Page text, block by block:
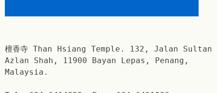
檀香寺 Than Hsiang Temple. 132, Jalan Sultan
Azlan Shah, 11900 Bayan Lepas, Penang,
Malaysia.